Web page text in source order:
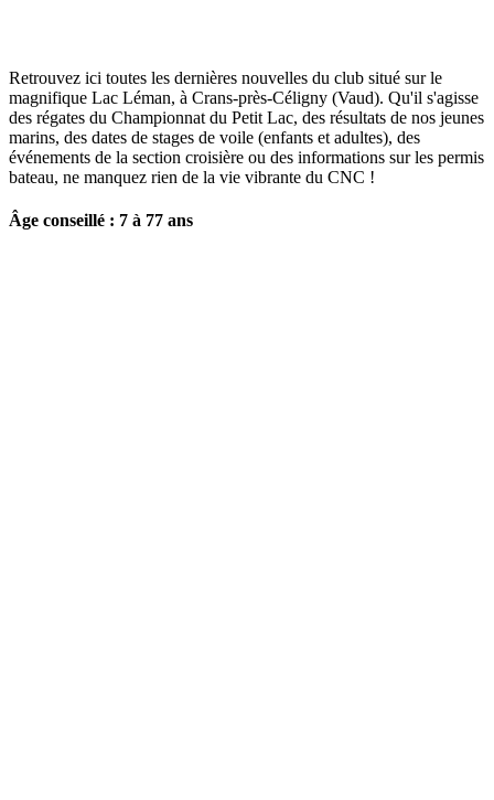
Retrouvez ici toutes les dernières nouvelles du club situé sur le
magnifique Lac Léman, à Crans-près-Céligny (Vaud). Qu'il s'agisse
des régates du Championnat du Petit Lac, des résultats de nos jeunes
marins, des dates de stages de voile (enfants et adultes), des
événements de la section croisière ou des informations sur les permis
bateau, ne manquez rien de la vie vibrante du CNC !
Âge conseillé : 7 à 77 ans